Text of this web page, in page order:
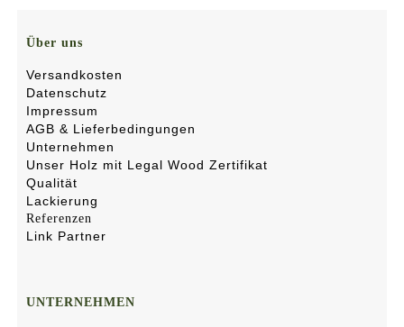
Über uns
Versandkosten
Datenschutz
Impressum
AGB & Lieferbedingungen
Unternehmen
Unser Holz mit Legal Wood Zertifikat
Qualität
Lackierung
Referenzen
Link Partner
UNTERNEHMEN